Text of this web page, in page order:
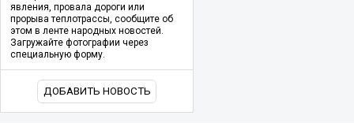
явления, провала дороги или
прорыва теплотрассы, сообщите об
этом в ленте народных новостей.
Загружайте фотографии через
специальную форму.
ДОБАВИТЬ НОВОСТЬ